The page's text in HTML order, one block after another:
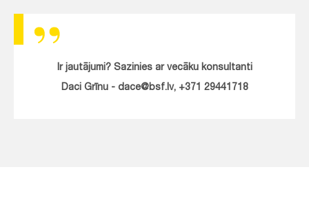
Ir jautājumi? Sazinies ar vecāku konsultanti
Daci Grīnu - dace@bsf.lv, +371 29441718